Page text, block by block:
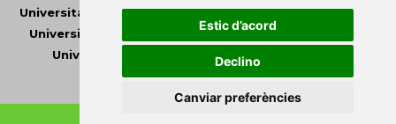
Estic d’acord
Declino
Canviar preferències
Universitat Pompeu Fabra•Universitat Ramon Llull
Universitat Rovira i Virgili
•Universitat de Sàsser
Universitat de València
•Universitat de Vic -
Universitat Central de Catalunya